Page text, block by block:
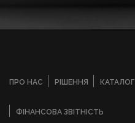
ПРО НАС РІШЕННЯ КАТАЛОГ
ФІНАНСОВА ЗВІТНІСТЬ